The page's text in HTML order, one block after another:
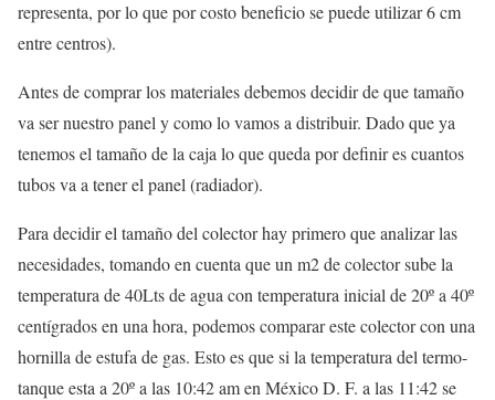
representa, por lo que por costo beneficio se puede utilizar 6 cm
entre centros).
Antes de comprar los materiales debemos decidir de que tamaño
va ser nuestro panel y como lo vamos a distribuir. Dado que ya
tenemos el tamaño de la caja lo que queda por definir es cuantos
tubos va a tener el panel (radiador).
Para decidir el tamaño del colector hay primero que analizar las
necesidades, tomando en cuenta que un m2 de colector sube la
temperatura de 40Lts de agua con temperatura inicial de 20º a 40º
centígrados en una hora, podemos comparar este colector con una
hornilla de estufa de gas. Esto es que si la temperatura del termo-
tanque esta a 20º a las 10:42 am en México D. F. a las 11:42 se